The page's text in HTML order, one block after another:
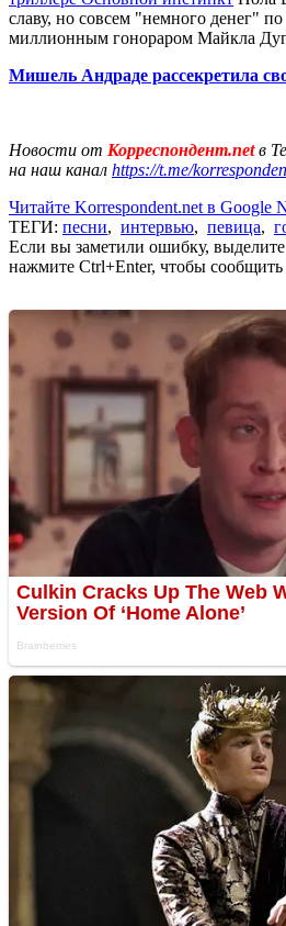
славу, но совсем "немного денег"
миллионным гонораром Майкла
Мишель Андраде рассекретила
Новости от Корреспондент.netв
на наш канал https://t.me/
Читайте Korrespondent.net в Google
ТЕГИ: песни, интервью, певица,
Если вы заметили ошибку,
нажмите Ctrl+Enter, чтобы сообщить